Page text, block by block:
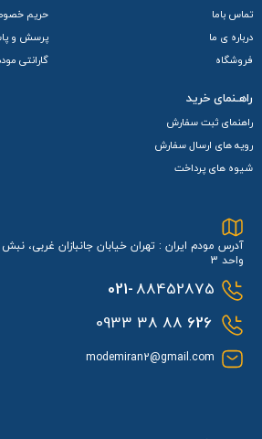
تماس باما
درباره ی ما
فروشگاه
حریم
پرسش و
گارانتی
راهـنمای خرید
راهنمای ثبت سفارش
رویه های ارسال سفارش
شیوه های پرداخت
آدرس مودم ایران : تهران خیابان جانبازان غربی،
واحد 3
021-88452875
626
88 38 0933
modemiran2@gmail.com